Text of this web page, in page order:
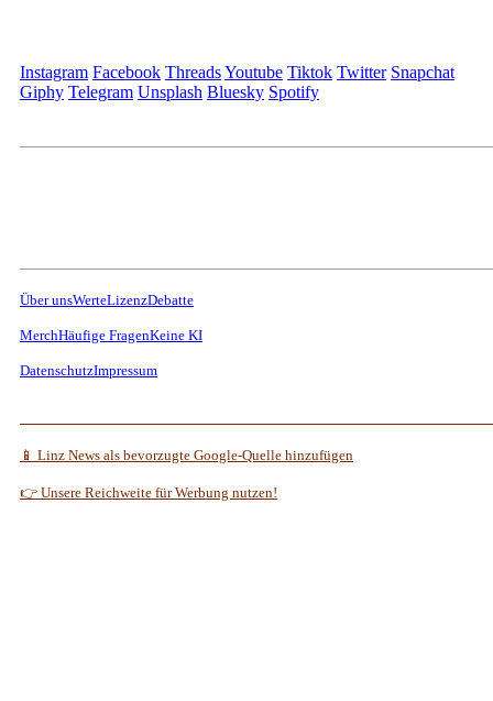
Instagram Facebook ThreadsYoutube Tiktok Twitter Snapchat
Giphy Telegram Unsplash Bluesky Spotify
Über unsWerteLizenzDebatte
MerchHäufige FragenKeine KI
DatenschutzImpressum
📱 Linz News als bevorzugte Google-Quelle hinzufügen
👉 Unsere Reichweite für Werbung nutzen!